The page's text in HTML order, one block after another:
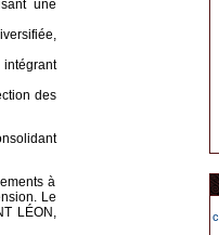
une
des
à
Le
LÉON,